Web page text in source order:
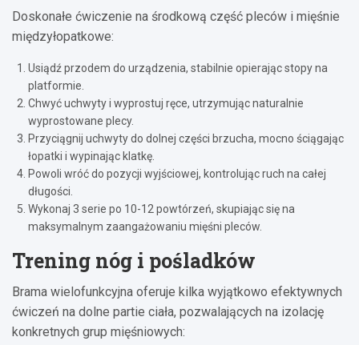
Doskonałe ćwiczenie na środkową część pleców i mięśnie
międzyłopatkowe:
Usiądź przodem do urządzenia, stabilnie opierając stopy na
platformie.
Chwyć uchwyty i wyprostuj ręce, utrzymując naturalnie
wyprostowane plecy.
Przyciągnij uchwyty do dolnej części brzucha, mocno ściągając
łopatki i wypinając klatkę.
Powoli wróć do pozycji wyjściowej, kontrolując ruch na całej
długości.
Wykonaj 3 serie po 10-12 powtórzeń, skupiając się na
maksymalnym zaangażowaniu mięśni pleców.
Trening nóg i pośladków
Brama wielofunkcyjna oferuje kilka wyjątkowo efektywnych
ćwiczeń na dolne partie ciała, pozwalających na izolację
konkretnych grup mięśniowych: